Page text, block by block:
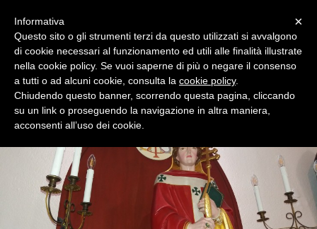
Parrocchia San Gregorio Magno
Via del Borghetto - Pirri Cagliari
×
Informativa
Questo sito o gli strumenti terzi da questo utilizzati si avvalgono
di cookie necessari al funzionamento ed utili alle finalità illustrate
nella cookie policy. Se vuoi saperne di più o negare il consenso
a tutti o ad alcuni cookie, consulta la cookie policy.
Chiudendo questo banner, scorrendo questa pagina, cliccando
su un link o proseguendo la navigazione in altra maniera,
acconsenti all’uso dei cookie.